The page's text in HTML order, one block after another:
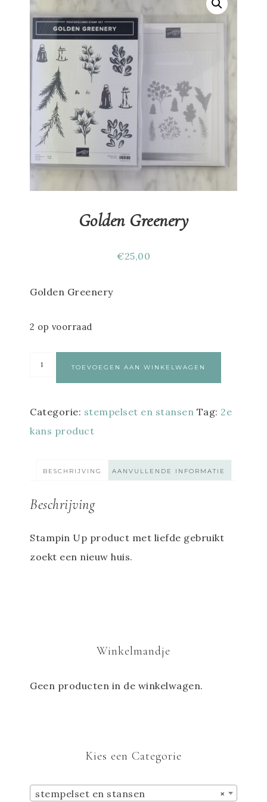
Golden Greenery
€25,00
Golden Greenery
2 op voorraad
TOEVOEGEN AAN WINKELWAGEN
Categorie: stempelset en stansen Tag: 2e
kans product
BESCHRIJVING AANVULLENDE INFORMATIE
Beschrijving
Stampin Up product met liefde gebruikt
zoekt een nieuw huis.
Winkelmandje
Geen producten in de winkelwagen.
Kies een Categorie
×
stempelset en stansen